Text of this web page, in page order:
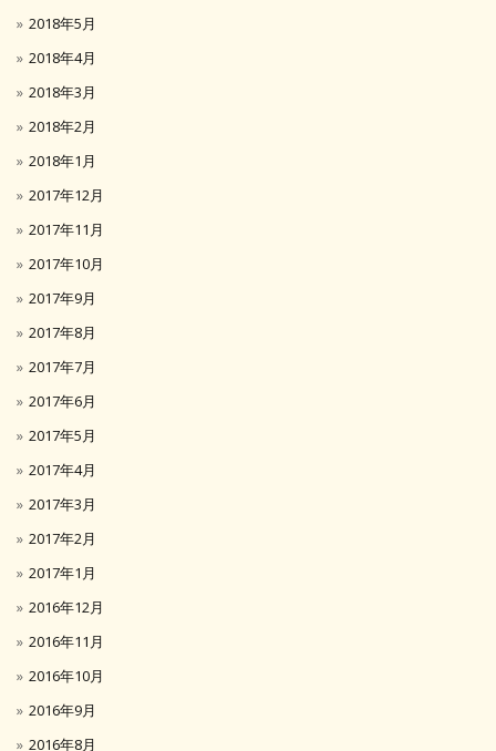
2018年5月
2018年4月
2018年3月
2018年2月
2018年1月
2017年12月
2017年11月
2017年10月
2017年9月
2017年8月
2017年7月
2017年6月
2017年5月
2017年4月
2017年3月
2017年2月
2017年1月
2016年12月
2016年11月
2016年10月
2016年9月
2016年8月